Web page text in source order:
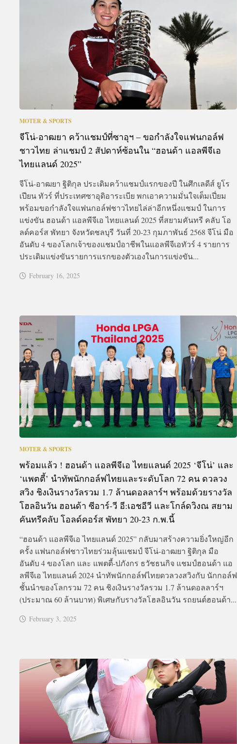
&
EVENT
MOTER & SPORTS
จีโน่-อาฒยา คว้าแชมป์ที่ซาอุฯ – ขอกำลังใจแฟนกอล์ฟ
ชาวไทย ล่าแชมป์ 2 สัปดาห์ซ้อนใน “ฮอนด้า แอลพีจีเอ
ไทยแลนด์ 2025”
จีโน่-อาฒยา ฐิติกุล ประเดิมคว้าแชมป์แรกของปี ในศึกเลดีส์ ยูโร
เปียน ทัวร์ ที่ประเทศซาอุดิอาระเบีย พกเอาความมั่นใจเต็มเปี่ยม
พร้อมขอกำลังใจแฟนกอล์ฟชาวไทยไล่ล่าอีกหนึ่งแชมป์ ในการ
แข่งขัน ฮอนด้า แอลพีจีเอ ไทยแลนด์ 2025 ที่สยามคันทรี คลับ โอ
ลด์คอร์ส พัทยา จังหวัดชลบุรี วันที่ 20-23 กุมภาพันธ์ 2568 จีโน่ มือ
อันดับ 4 ของโลกเจ้าของแชมป์อาชีพในแอลพีจีเอทัวร์ 4 รายการ
ประเดิมแข่งขันรายการแรกของตัวเองในการแข่งขัน...
February 16, 2025
MOTER & SPORTS
พร้อมแล้ว ! ฮอนด้า แอลพีจีเอ ไทยแลนด์ 2025 ‘จีโน่’ และ
‘แพตตี้’ นำทัพนักกอล์ฟไทยและระดับโลก 72 คน ดวลวง
สวิง ชิงเงินรางวัลรวม 1.7 ล้านดอลลาร์ฯ พร้อมด้วยรางวัล
โฮลอินวัน ฮอนด้า ซีอาร์-วี อี:เอชอีวี และโกล์ดวิงณ สยาม
คันทรีคลับ โอลด์คอร์ส พัทยา 20-23 ก.พ.นี้
“ฮอนด้า แอลพีจีเอ ไทยแลนด์ 2025” กลับมาสร้างความยิ่งใหญ่อีก
ครั้ง แฟนกอล์ฟชาวไทยร่วมลุ้นแชมป์ จีโน่-อาฒยา ฐิติกุล มือ
อันดับ 4 ของโลก และ แพตตี้-ปภังกร ธวัชธนกิจ แชมป์ฮอนด้า แอ
ลพีจีเอ ไทยแลนด์ 2024 นำทัพนักกอล์ฟไทยดวลวงสวิงกับ นักกอล์ฟ
ชั้นนำของโลกรวม 72 คน ชิงเงินรางวัลรวม 1.7 ล้านดอลลาร์ฯ
(ประมาณ 60 ล้านบาท) พิเศษกับรางวัลโฮลอินวัน รถยนต์ฮอนด้า...
February 3, 2025